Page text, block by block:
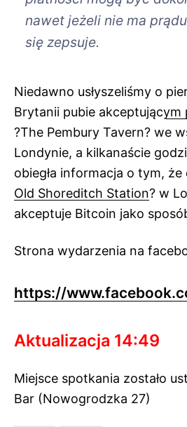
nawet jeżeli nie ma
się zepsuje.
Niedawno usłyszeliśmy o
Brytanii pubie akceptującym
?The Pembury Tavern? we
Londynie, a kilkanaście
obiegła informacja o tym, że
Old Shoreditch Station? w
akceptuje Bitcoin jako
Strona wydarzenia na
https://
Aktualizacja 14:49
Miejsce spotkania zostało
Bar (Nowogrodzka 27)